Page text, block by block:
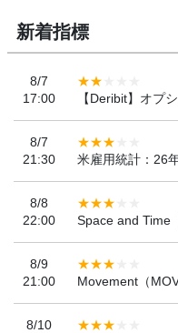
新着指標
8/7
17:00
【Deribit】オプ
8/7
21:30
米雇用統計：26
8/8
22:00
Space and Time
8/9
21:00
Movement（
8/10